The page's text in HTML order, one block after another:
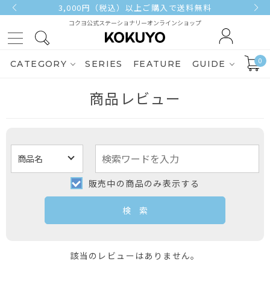
3,000円（税込）以上ご購入で送料無料
コクヨ公式ステーショナリーオンラインショップ
CATEGORY SERIES FEATURE GUIDE 0
商品レビュー
販売中の商品のみ表示する
該当のレビューはありません。